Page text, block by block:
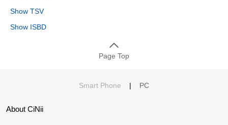
Show TSV
Show ISBD
Page Top
Smart Phone | PC
About CiNii